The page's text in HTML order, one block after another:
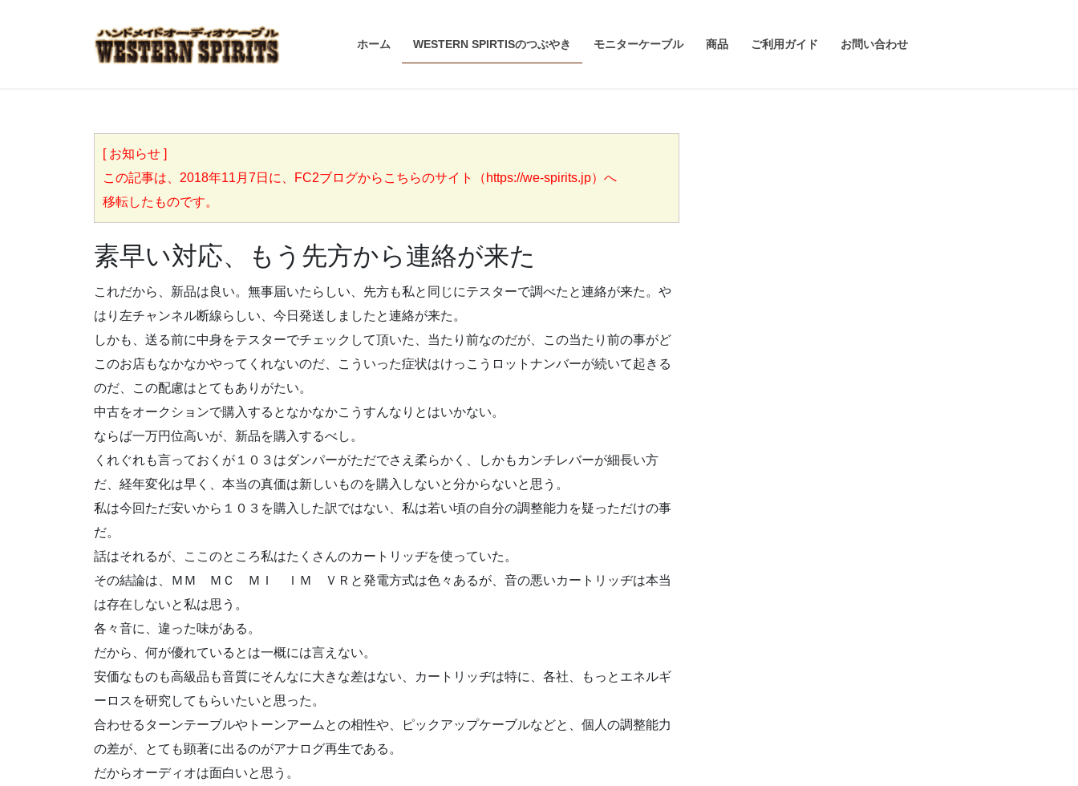
ホーム WESTERN SPIRTISのつぶやき モニターケーブル 商品 ご利用ガイド お問い合わせ
[ お知らせ ]
この記事は、2018年11月7日に、FC2ブログからこちらのサイト（https://we-spirits.jp）へ
移転したものです。
素早い対応、もう先方から連絡が来た
これだから、新品は良い。無事届いたらしい、先方も私と同じにテスターで調べたと連絡が来た。や
はり左チャンネル断線らしい、今日発送しましたと連絡が来た。
しかも、送る前に中身をテスターでチェックして頂いた、当たり前なのだが、この当たり前の事がど
このお店もなかなかやってくれないのだ、こういった症状はけっこうロットナンバーが続いて起きる
のだ、この配慮はとてもありがたい。
中古をオークションで購入するとなかなかこうすんなりとはいかない。
ならば一万円位高いが、新品を購入するべし。
くれぐれも言っておくが１０３はダンパーがただでさえ柔らかく、しかもカンチレバーが細長い方
だ、経年変化は早く、本当の真価は新しいものを購入しないと分からないと思う。
私は今回ただ安いから１０３を購入した訳ではない、私は若い頃の自分の調整能力を疑っただけの事
だ。
話はそれるが、ここのところ私はたくさんのカートリッヂを使っていた。
その結論は、ＭＭ ＭＣ ＭＩ ＩＭ ＶＲと発電方式は色々あるが、音の悪いカートリッヂは本当
は存在しないと私は思う。
各々音に、違った味がある。
だから、何が優れているとは一概には言えない。
安価なものも高級品も音質にそんなに大きな差はない、カートリッヂは特に、各社、もっとエネルギ
ーロスを研究してもらいたいと思った。
合わせるターンテーブルやトーンアームとの相性や、ピックアップケーブルなどと、個人の調整能力
の差が、とても顕著に出るのがアナログ再生である。
だからオーディオは面白いと思う。